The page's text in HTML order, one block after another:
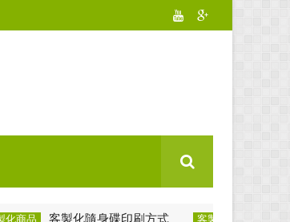
客製化隨身碟印刷方式 客製化旅行商品